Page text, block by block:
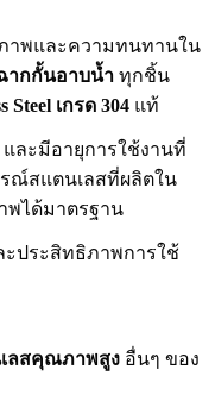
าพและความทนทานใน
ากกั้นอาบน้ำ ทุกชิ้น
Steel เกรด 304 แท้
ละมีอายุการใช้งานที่
รณ์สแตนเลสที่ผลิตใน
พได้มาตรฐาน
ประสิทธิภาพการใช้
ลสคุณภาพสูง อื่นๆ ของ